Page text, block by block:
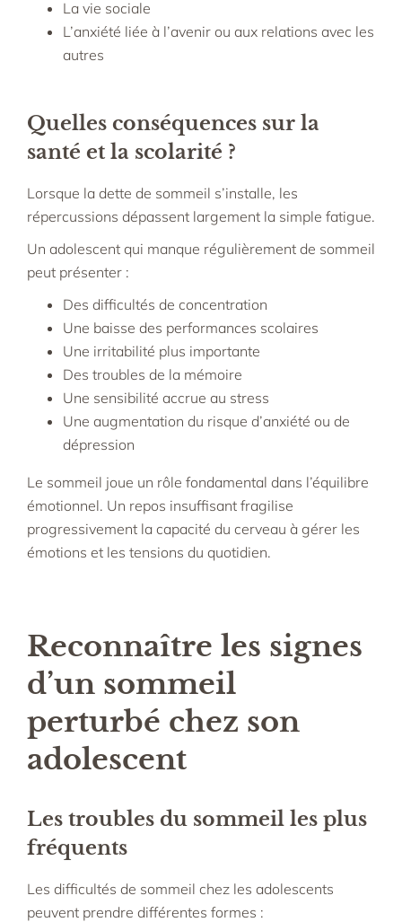
La vie sociale
L’anxiété liée à l’avenir ou aux relations avec les
autres
Quelles conséquences sur la
santé et la scolarité ?
Lorsque la dette de sommeil s’installe, les
répercussions dépassent largement la simple fatigue.
Un adolescent qui manque régulièrement de sommeil
peut présenter :
Des difficultés de concentration
Une baisse des performances scolaires
Une irritabilité plus importante
Des troubles de la mémoire
Une sensibilité accrue au stress
Une augmentation du risque d’anxiété ou de
dépression
Le sommeil joue un rôle fondamental dans l’équilibre
émotionnel. Un repos insuffisant fragilise
progressivement la capacité du cerveau à gérer les
émotions et les tensions du quotidien.
Reconnaître les signes
d’un sommeil
perturbé chez son
adolescent
Les troubles du sommeil les plus
fréquents
Les difficultés de sommeil chez les adolescents
peuvent prendre différentes formes :